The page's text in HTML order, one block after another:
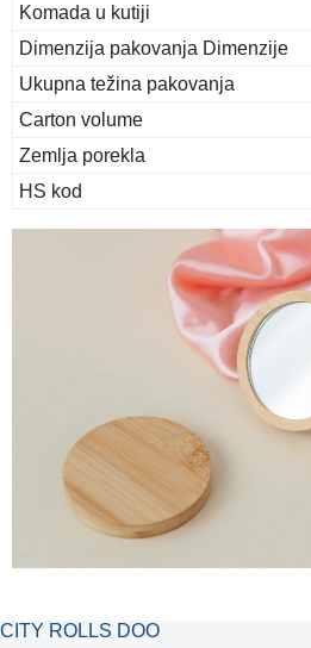
Komada u kutiji
Dimenzija pakovanja Dimenzije
Ukupna težina pakovanja
Carton volume
Zemlja porekla
HS kod
CITY ROLLS DOO